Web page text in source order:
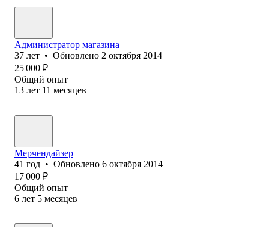
Администратор магазина
37 лет • Обновлено 2 октября 2014
25 000 ₽
Общий опыт
13 лет 11 месяцев
Мерчендайзер
41 год • Обновлено 6 октября 2014
17 000 ₽
Общий опыт
6 лет 5 месяцев